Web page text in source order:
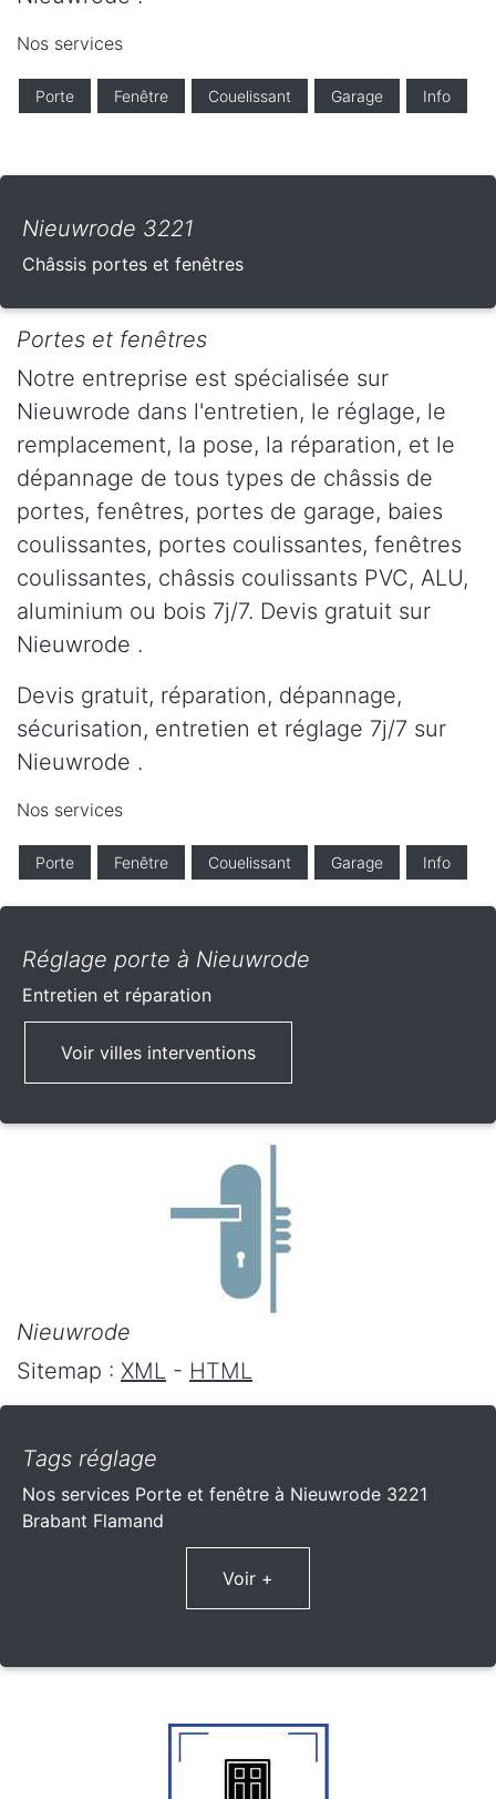
Nos services
Porte Fenêtre Couelissant Garage Info
Nieuwrode 3221
Châssis portes et fenêtres
Portes et fenêtres
Notre entreprise est spécialisée sur
Nieuwrode dans l'entretien, le réglage, le
remplacement, la pose, la réparation, et le
dépannage de tous types de châssis de
portes, fenêtres, portes de garage, baies
coulissantes, portes coulissantes, fenêtres
coulissantes, châssis coulissants PVC, ALU,
aluminium ou bois 7j/7. Devis gratuit sur
Nieuwrode .
Devis gratuit, réparation, dépannage,
sécurisation, entretien et réglage 7j/7 sur
Nieuwrode .
Nos services
Porte Fenêtre Couelissant Garage Info
Réglage porte à Nieuwrode
Entretien et réparation
Voir villes interventions
Nieuwrode
Sitemap : XML - HTML
Tags réglage
Nos services Porte et fenêtre à Nieuwrode 3221
Brabant Flamand
Voir +